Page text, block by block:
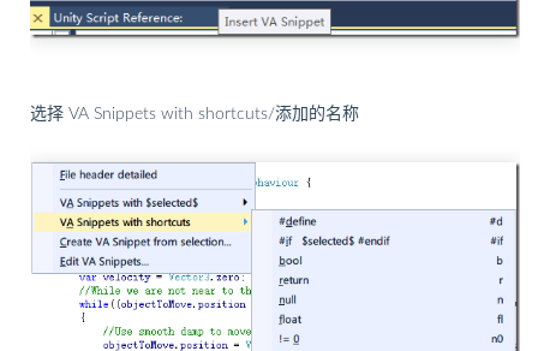
选择 VA Snippets with shortcuts/添加的名称